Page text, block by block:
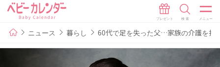
ニュース 暮らし 60代で足を失った父…家族の介護を拒